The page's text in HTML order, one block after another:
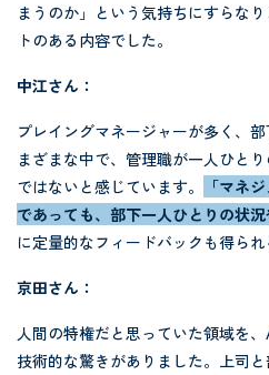
まうのか」という気持ちにすらな
トのある内容でした。
中江さん：
プレイングマネージャーが多く、
まざまな中で、管理職が一人ひと
ではないと感じています。
「マネ
であっても、部下一人ひとりの状
に定量的なフィードバックも得られ
京田さん：
人間の特権だと思っていた領域を
技術的な驚きがありました。上司